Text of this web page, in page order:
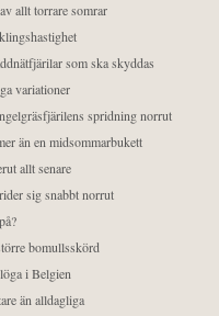
allt torrare somrar
som ska skyddas
variationer
spridning norrut
än en midsommarbukett
allt senare
sig snabbt norrut
bomullsskörd
i Belgien
än alldagliga